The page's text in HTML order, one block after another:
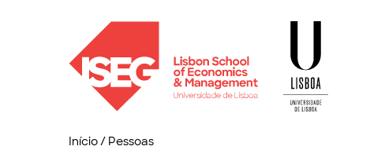
Início/ Pessoas